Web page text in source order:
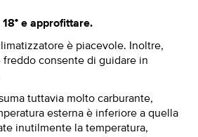
e approfittare.
è piacevole. Inoltre,
freddo consente di guidare in
tuttavia molto carburante,
esterna è inferiore a quella
inutilmente la temperatura,